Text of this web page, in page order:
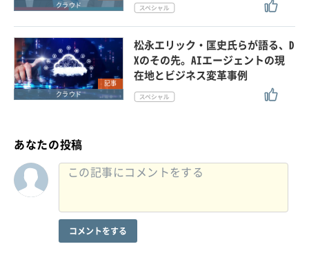
クラウド
記事
クラウド
松永エリック・匡史氏らが語る、D
Xのその先。AIエージェントの現
在地とビジネス変革事例
あなたの投稿
コメントをする